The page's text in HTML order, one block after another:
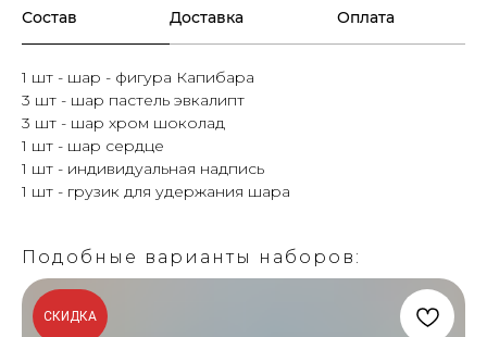
Состав Доставка Оплата
1 шт - шар - фигура Капибара
3 шт - шар пастель эвкалипт
3 шт - шар хром шоколад
1 шт - шар сердце
1 шт - индивидуальная надпись
1 шт - грузик для удержания шара
Подобные варианты наборов:
СКИДКА